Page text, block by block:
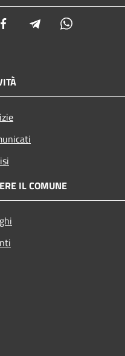
Facebook Telegram
IL COMUNE